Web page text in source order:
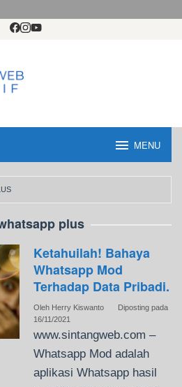
MENU
plus
Ketahuilah! Bahaya
Whatsapp Mod
Terhadap Data Pribadi.
Oleh Herry Kiswanto
Diposting pada
16/11/2021
www.sintangweb.com –
Whatsapp Mod adalah
aplikasi Whatsapp hasil